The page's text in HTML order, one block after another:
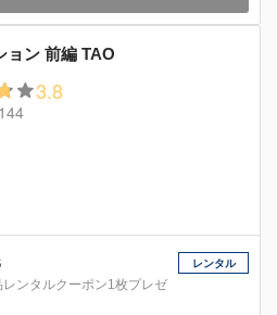
ョン 前編 TAO
3.8
144
レンタルクーポン1枚プレゼ
レンタル